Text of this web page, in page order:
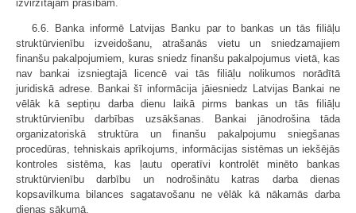
izvirzītajām prasībām.
6.6. Banka informē Latvijas Banku par to bankas un tās filiāļu
struktūrvienību izveidošanu, atrašanās vietu un sniedzamajiem
finanšu pakalpojumiem, kuras sniedz finanšu pakalpojumus vietā, kas
nav bankai izsniegtajā licencē vai tās filiāļu nolikumos norādītā
juridiskā adrese. Bankai šī informācija jāiesniedz Latvijas Bankai ne
vēlāk kā septiņu darba dienu laikā pirms bankas un tās filiāļu
struktūrvienību darbības uzsākšanas. Bankai jānodrošina tāda
organizatoriskā struktūra un finanšu pakalpojumu sniegšanas
procedūras, tehniskais aprīkojums, informācijas sistēmas un iekšējās
kontroles sistēma, kas ļautu operatīvi kontrolēt minēto bankas
struktūrvienību darbību un nodrošinātu katras darba dienas
kopsavilkuma bilances sagatavošanu ne vēlāk kā nākamās darba
dienas sākumā.